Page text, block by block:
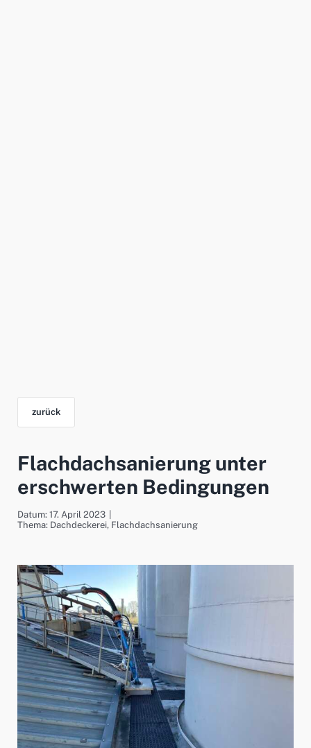
zurück
Flachdachsanierung unter
erschwerten Bedingungen
Datum: 17. April 2023
Thema: Dachdeckerei, Flachdachsanierung